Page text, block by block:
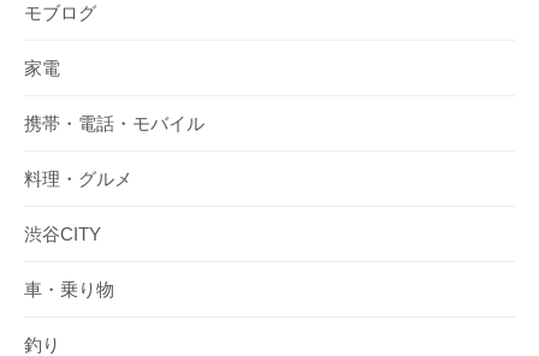
モブログ
家電
携帯・電話・モバイル
料理・グルメ
渋谷CITY
車・乗り物
釣り